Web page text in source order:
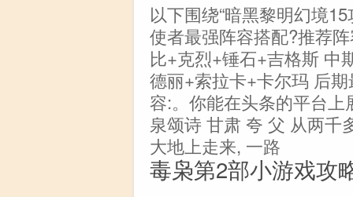
以下围绕“暗黑黎明幻境
使者最强阵容搭配?推荐
比+克烈+锤石+吉格斯 中
德丽+索拉卡+卡尔玛 后
容:。你能在头条的平台
泉颂诗 甘肃 夸 父 从两千
大地上走来, 一路
毒枭第2部小游戏攻